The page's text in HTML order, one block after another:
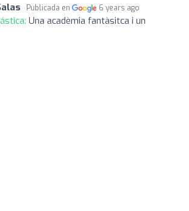
Publicada en 6 years ago
Una acadèmia fantàsitca i un